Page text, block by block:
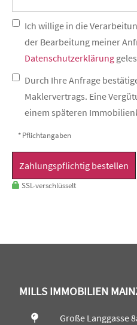
Ich willige in die
der Bearbeitung meiner
Datenschutzerklärung
Durch Ihre Anfrage
Maklervertrags. Eine
einem späteren
* Pflichtangaben
Zahlungspflichtig bestellen
SSL-verschlüsselt
MILLS IMMOBILIEN
Große Langgasse